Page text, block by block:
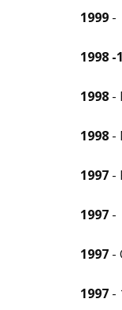
1999 -
1998 -
1998 -
1998 -
1997 -
1997 -
1997 -
1997 -